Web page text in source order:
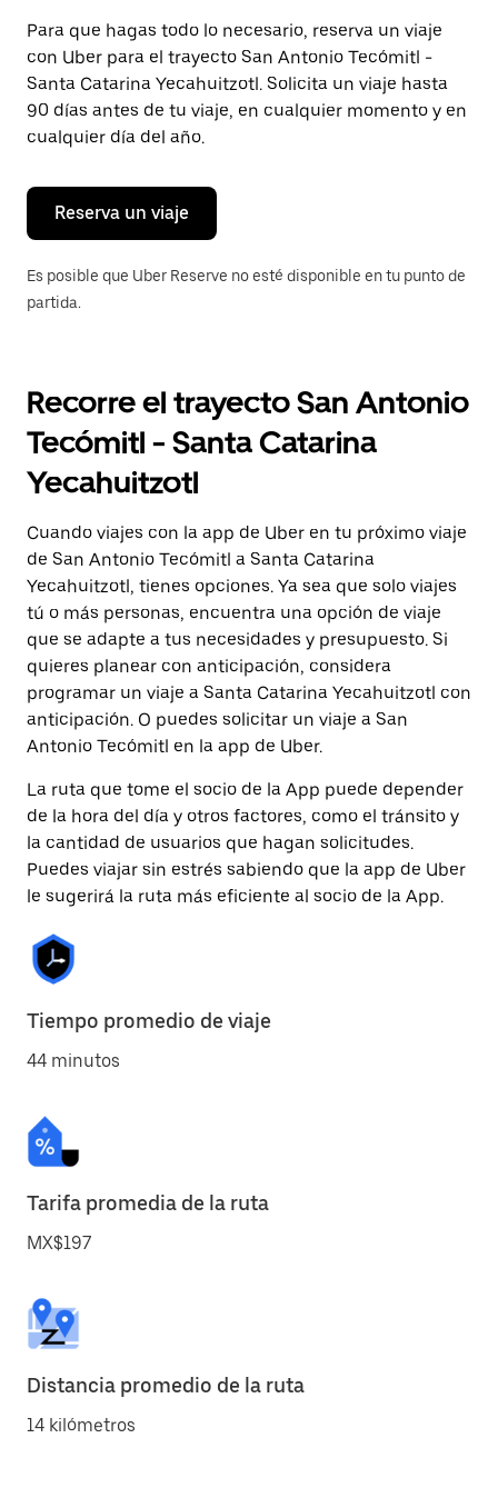
Presiona
la
tecla Esc
para
cerrar
el
calendario.
Para que hagas todo lo necesario, reserva un viaje
con Uber para el trayecto San Antonio Tecómitl -
Santa Catarina Yecahuitzotl. Solicita un viaje hasta
90 días antes de tu viaje, en cualquier momento y en
cualquier día del año.
Reserva un viaje
Es posible que Uber Reserve no esté disponible en tu punto de
partida.
Recorre el trayecto San Antonio
Tecómitl - Santa Catarina
Yecahuitzotl
Cuando viajes con la app de Uber en tu próximo viaje
de San Antonio Tecómitl a Santa Catarina
Yecahuitzotl, tienes opciones. Ya sea que solo viajes
tú o más personas, encuentra una opción de viaje
que se adapte a tus necesidades y presupuesto. Si
quieres planear con anticipación, considera
programar un viaje a Santa Catarina Yecahuitzotl con
anticipación. O puedes solicitar un viaje a San
Antonio Tecómitl en la app de Uber.
La ruta que tome el socio de la App puede depender
de la hora del día y otros factores, como el tránsito y
la cantidad de usuarios que hagan solicitudes.
Puedes viajar sin estrés sabiendo que la app de Uber
le sugerirá la ruta más eficiente al socio de la App.
Tiempo promedio de viaje
44 minutos
Tarifa promedia de la ruta
MX$197
Distancia promedio de la ruta
14 kilómetros